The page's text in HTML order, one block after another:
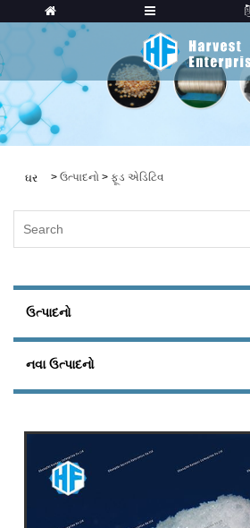
ઘર > ઉત્પાદનો > ફૂડ એડિટિવ
ઉત્પાદનો
નવા ઉત્પાદનો